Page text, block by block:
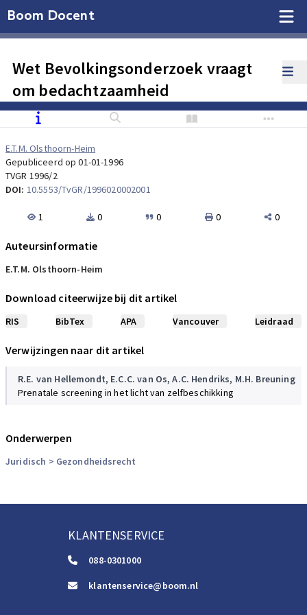
Boom Docent
Wet Bevolkingsonderzoek vraagt
om bedachtzaamheid
E.T.M. Olsthoorn-Heim
Gepubliceerd op 01-01-1996
TVGR 1996/2
DOI: 10.5553/TvGR/1996020002001
1 0 0 0 0
Auteursinformatie
E.T.M. Olsthoorn-Heim
Download citeerwijze bij dit artikel
RIS BibTex APA Vancouver Leidraad
Verwijzingen naar dit artikel
R.E. van Hellemondt, E.C.C. van Os,A.C. Hendriks, M.H. Breuning
Prenatale screening in het licht van zelfbeschikking
Onderwerpen
Juridisch > Gezondheidsrecht
KLANTENSERVICE
088-0301000
klantenservice@boom.nl